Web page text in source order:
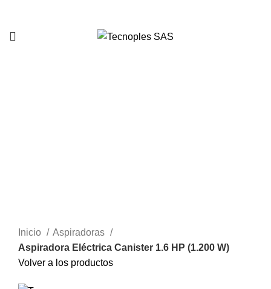
Inicio
Aspiradoras
Aspiradora Eléctrica Canister 1.6 HP (1.200 W)
Volver a los productos